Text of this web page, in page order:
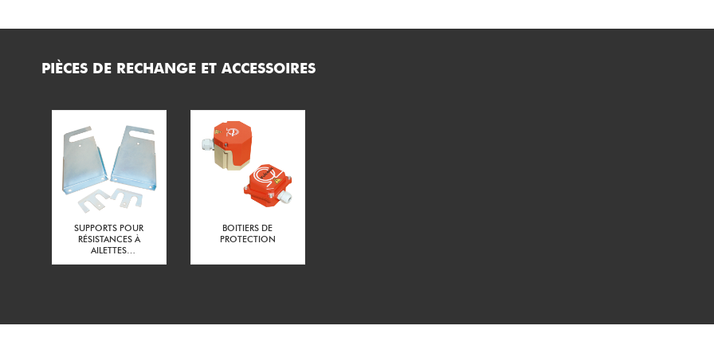
14
électrique : Bornes filetées acier M6
2 Joints fibre + 2 Ecrous acier
PIÈCES DE RECHANGE ET ACCESSOIRES
SUPPORTS POUR
RÉSISTANCES À
AILETTES
BOITIERS DE
PROTECTION